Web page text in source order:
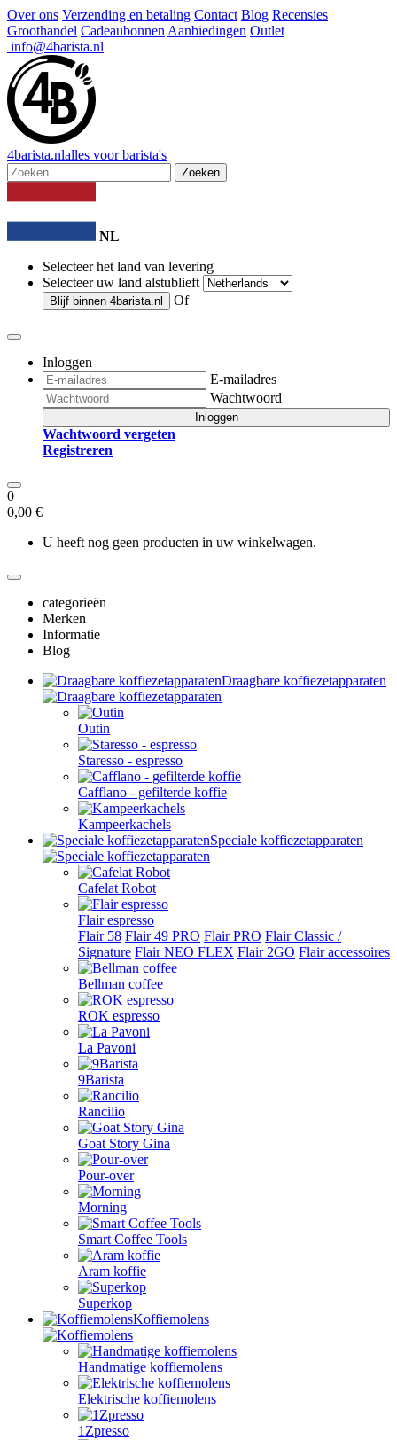
Over ons Verzending en betaling Contact Blog Recensies
Groothandel Cadeaubonnen Aanbiedingen Outlet
info@4barista.nl
4barista.nlalles voor barista's
Zoeken
NL
Selecteer het land van levering
Selecteer uw land alstublieft
Blijf binnen 4barista.nl Of
Inloggen
E-mailadres
Wachtwoord
Inloggen
Wachtwoord vergeten
Registreren
0
0,00 €
U heeft nog geen producten in uw winkelwagen.
categorieën
Merken
Informatie
Blog
Draagbare koffiezetapparaten
Outin
Staresso - espresso
Cafflano - gefilterde koffie
Kampeerkachels
Speciale koffiezetapparaten
Cafelat Robot
Flair espresso
Flair 58 Flair 49 PRO Flair PRO Flair Classic /
Signature Flair NEO FLEX Flair 2GO Flair accessoires
Bellman coffee
ROK espresso
La Pavoni
9Barista
Rancilio
Goat Story Gina
Pour-over
Morning
Smart Coffee Tools
Aram koffie
Superkop
Koffiemolens
Handmatige koffiemolens
Elektrische koffiemolens
1Zpresso